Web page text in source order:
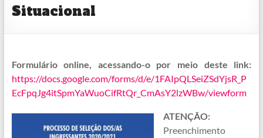
Situacional
Formulário online, acessando-o por meio deste link:
https://docs.google.com/forms/d/e/1FAIpQLSeiZSdYjsR_P
EcFpqJg4itSpmYaWuoCifRtQr_CmAsY2lzWBw/viewform
ATENÇÃO:
Preenchimento